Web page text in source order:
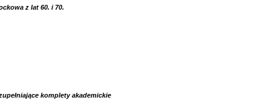
z lat 60. i 70.
komplety akademickie